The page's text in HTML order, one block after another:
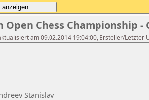
Open Chess Championship -
am 09.02.2014 19:04:00, Ersteller/Letzter
Stanislav